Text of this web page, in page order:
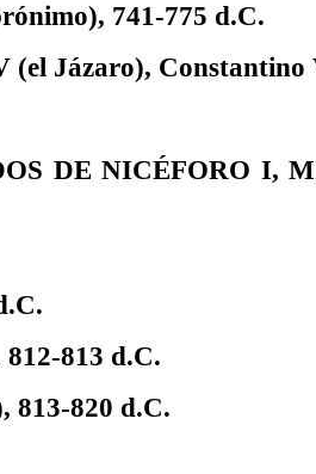
), 741-775 d.C.
(el Jázaro), Constantino
DE NICÉFORO I,
813 d.C.
813-820 d.C.